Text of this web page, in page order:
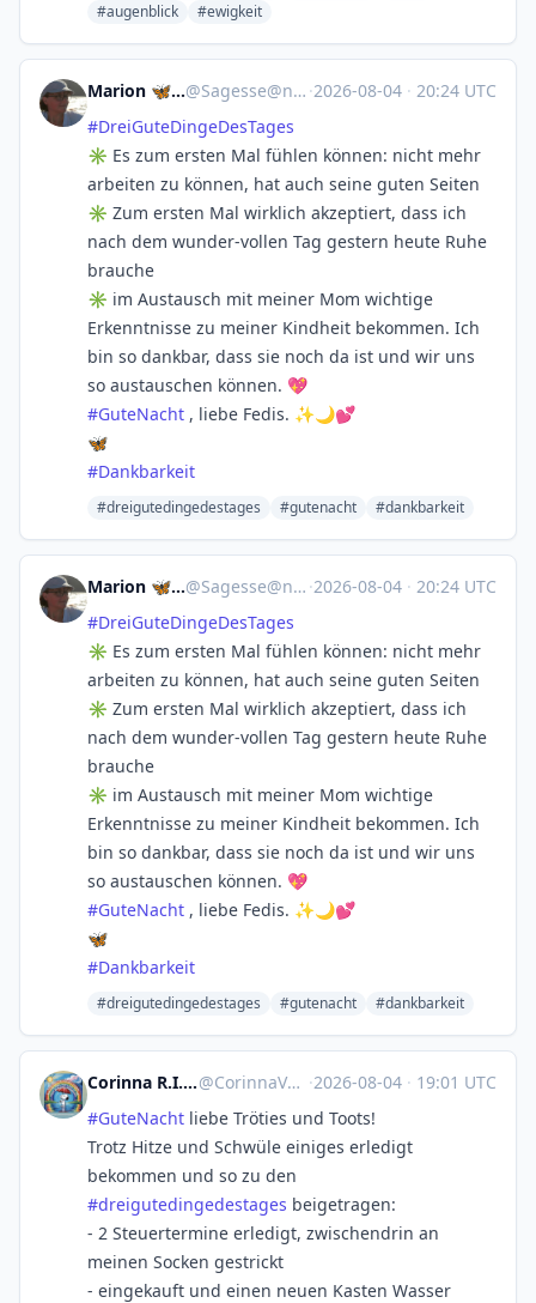
#augenblick
#ewigkeit
Marion 🦋☀️🏳️‍🌈🏳️‍⚧️@Sagesse@norden.social ·2026-08-04 · 20:24 UTC
#DreiGuteDingeDesTages
✳️ Es zum ersten Mal fühlen können: nicht mehr
arbeiten zu können, hat auch seine guten Seiten
✳️ Zum ersten Mal wirklich akzeptiert, dass ich
nach dem wunder-vollen Tag gestern heute Ruhe
brauche
✳️ im Austausch mit meiner Mom wichtige
Erkenntnisse zu meiner Kindheit bekommen. Ich
bin so dankbar, dass sie noch da ist und wir uns
so austauschen können. 💖
#GuteNacht , liebe Fedis. ✨🌙💕
🦋
#Dankbarkeit
#dreigutedingedestages #gutenacht #dankbarkeit
Marion 🦋☀️🏳️‍🌈🏳️‍⚧️@Sagesse@norden.social ·2026-08-04 · 20:24 UTC
#DreiGuteDingeDesTages
✳️ Es zum ersten Mal fühlen können: nicht mehr
arbeiten zu können, hat auch seine guten Seiten
✳️ Zum ersten Mal wirklich akzeptiert, dass ich
nach dem wunder-vollen Tag gestern heute Ruhe
brauche
✳️ im Austausch mit meiner Mom wichtige
Erkenntnisse zu meiner Kindheit bekommen. Ich
bin so dankbar, dass sie noch da ist und wir uns
so austauschen können. 💖
#GuteNacht , liebe Fedis. ✨🌙💕
🦋
#Dankbarkeit
#dreigutedingedestages #gutenacht #dankbarkeit
Corinna R.I.P. Natenom :nona:@CorinnaVahrenk1@troet.cafe ·2026-08-04 · 19:01 UTC
#GuteNacht liebe Tröties und Toots!
Trotz Hitze und Schwüle einiges erledigt
bekommen und so zu den
#dreigutedingedestages beigetragen:
- 2 Steuertermine erledigt, zwischendrin an
meinen Socken gestrickt
- eingekauft und einen neuen Kasten Wasser